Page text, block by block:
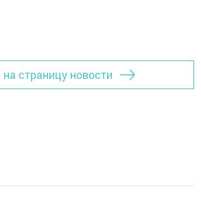
на страницу новости